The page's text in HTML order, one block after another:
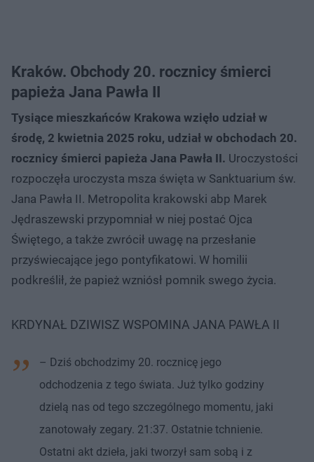
Kraków. Obchody 20. rocznicy śmierci
papieża Jana Pawła II
Tysiące mieszkańców Krakowa wzięło udział w
środę, 2 kwietnia 2025 roku, udział w obchodach 20.
rocznicy śmierci papieża Jana Pawła II. Uroczystości
rozpoczęła uroczysta msza święta w Sanktuarium św.
Jana Pawła II. Metropolita krakowski abp Marek
Jędraszewski przypomniał w niej postać Ojca
Świętego, a także zwrócił uwagę na przesłanie
przyświecające jego pontyfikatowi. W homilii
podkreślił, że papież wzniósł pomnik swego życia.
KRDYNAŁ DZIWISZ WSPOMINA JANA PAWŁA II
– Dziś obchodzimy 20. rocznicę jego
odchodzenia z tego świata. Już tylko godziny
dzielą nas od tego szczególnego momentu, jaki
zanotowały zegary. 21:37. Ostatnie tchnienie.
Ostatni akt dzieła, jaki tworzył sam sobą i z